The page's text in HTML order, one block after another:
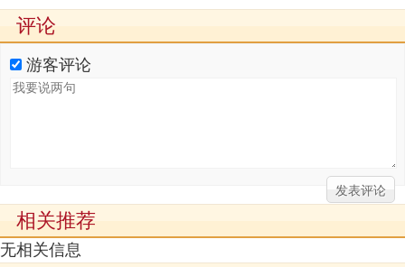
评论
游客评论
相关推荐
无相关信息